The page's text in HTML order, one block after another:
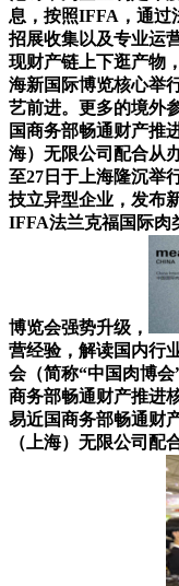
息，按照IFFA，通过
招展收集以及专业运
现财产链上下逛产物
海新国际博览核心举
艺前进。更多的境外
国商务部畅通财产推
海）无限公司配合从
至27日于上海隆沉举
技立异型企业，发布
IFFA法兰克福国际肉
博览会强势升级，
营经验，解读国内行
会（简称“中国肉博
商务部畅通财产推进
易近国商务部畅通财
（上海）无限公司配